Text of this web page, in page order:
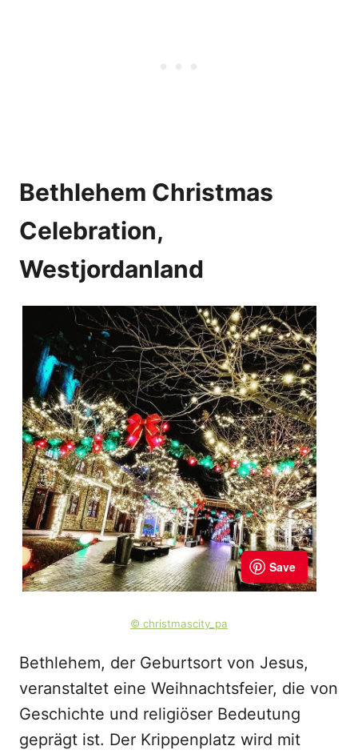
Bethlehem Christmas
Celebration,
Westjordanland
© christmascity_pa
Bethlehem, der Geburtsort von Jesus,
veranstaltet eine Weihnachtsfeier, die von
Geschichte und religiöser Bedeutung
geprägt ist. Der Krippenplatz wird mit